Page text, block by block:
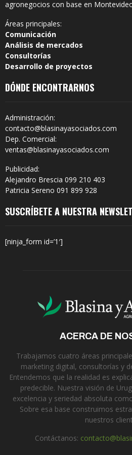
agronegocios con base en
Áreas principales:
Comunicación
Análisis de mercados
Consultorías
Desarrollo de proyectos
DÓNDE ENCONTRARNOS
Administración:
contacto@blasinayasociados.com
Dep. Comercial:
ventas@blasinayasociados.com
Publicidad:
Alejandro Brescia 099 210 403
Patricia Sereno 091 899 928
SUSCRÍBETE A NUESTRA
[ninja_form id=’1′]
ACERCA DE
Trabajamos cuatro áreas
marketing digital, consultorías y
Entendemos que la realidad es
predecible. Nuestra visión de
excelencia y seriedad absoluta
Sobre esa base construimos
nuestros
Contáctanos: